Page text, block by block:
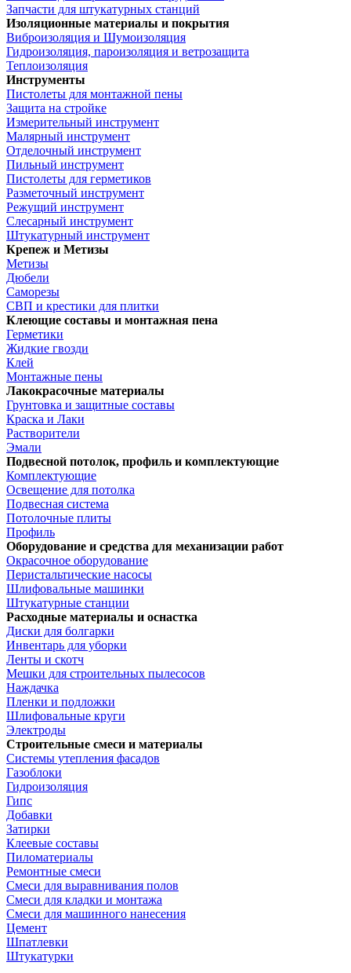
Запчасти для штукатурных станций
Изоляционные материалы и покрытия
Виброизоляция и Шумоизоляция
Гидроизоляция, пароизоляция и ветрозащита
Теплоизоляция
Инструменты
Пистолеты для монтажной пены
Защита на стройке
Измерительный инструмент
Малярный инструмент
Отделочный инструмент
Пильный инструмент
Пистолеты для герметиков
Разметочный инструмент
Режущий инструмент
Слесарный инструмент
Штукатурный инструмент
Крепеж и Метизы
Метизы
Дюбели
Саморезы
СВП и крестики для плитки
Клеющие составы и монтажная пена
Герметики
Жидкие гвозди
Клей
Монтажные пены
Лакокрасочные материалы
Грунтовка и защитные составы
Краска и Лаки
Растворители
Эмали
Подвесной потолок, профиль и комплектующие
Комплектующие
Освещение для потолка
Подвесная система
Потолочные плиты
Профиль
Оборудование и средства для механизации работ
Окрасочное оборудование
Перистальтические насосы
Шлифовальные машинки
Штукатурные станции
Расходные материалы и оснастка
Диски для болгарки
Инвентарь для уборки
Ленты и скотч
Мешки для строительных пылесосов
Наждачка
Пленки и подложки
Шлифовальные круги
Электроды
Строительные смеси и материалы
Системы утепления фасадов
Газоблоки
Гидроизоляция
Гипс
Добавки
Затирки
Клеевые составы
Пиломатериалы
Ремонтные смеси
Смеси для выравнивания полов
Смеси для кладки и монтажа
Смеси для машинного нанесения
Цемент
Шпатлевки
Штукатурки